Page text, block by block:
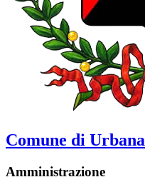
Comune di Urbana
Amministrazione